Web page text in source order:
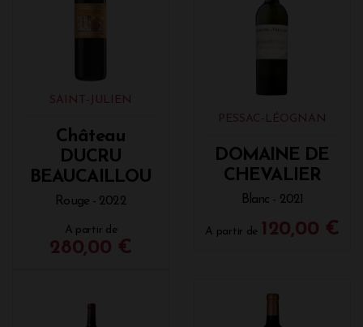
SAINT-JULIEN
Château
DUCRU
BEAUCAILLOU
Rouge - 2022
A partir de
280,00 €
PESSAC-LÉOGNAN
DOMAINE DE
CHEVALIER
Blanc - 2021
A partir de 120,00 €